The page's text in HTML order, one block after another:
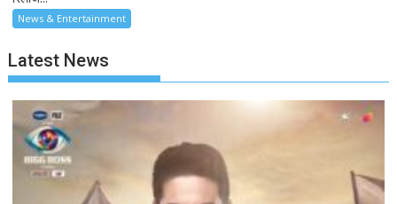
News & Entertainment
Latest News